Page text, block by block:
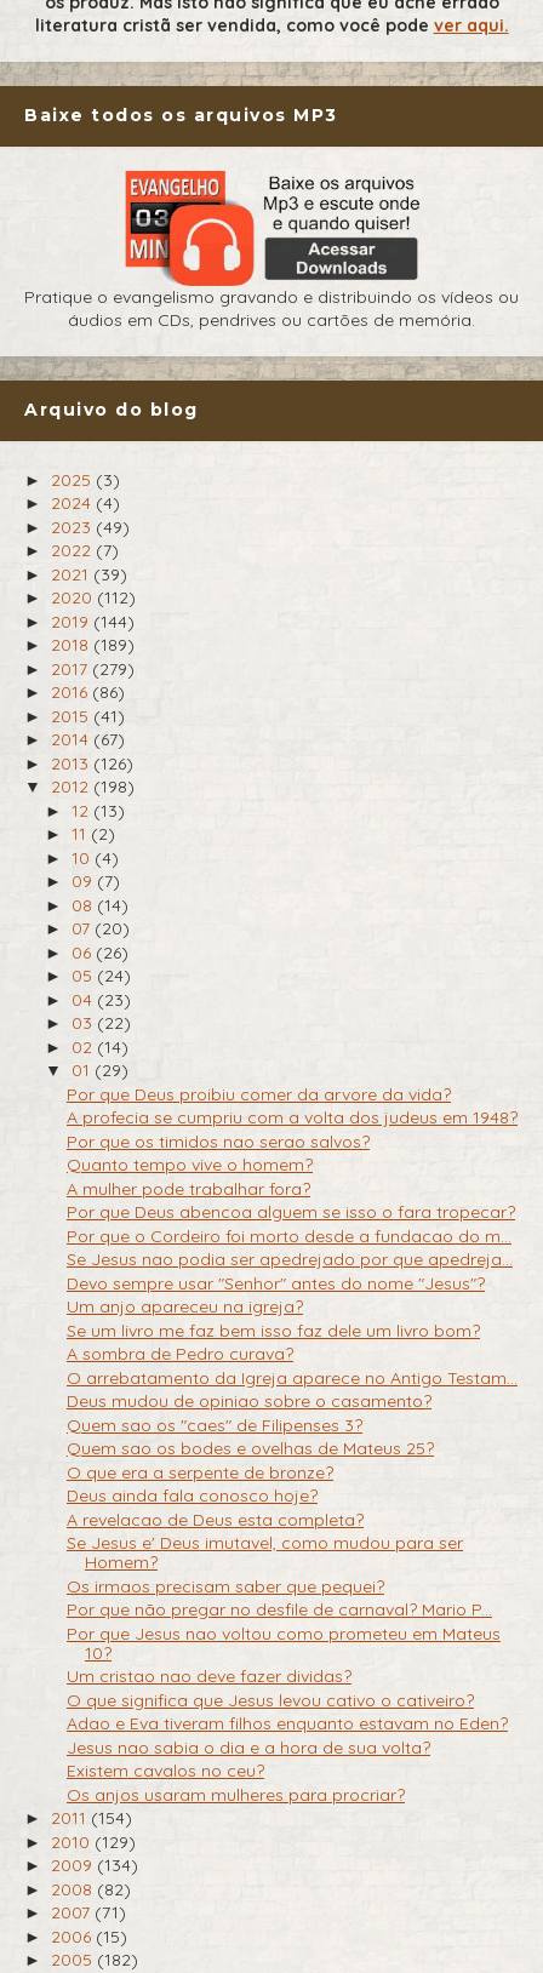
literatura cristã ser vendida, como você pode ver aqui.
Baixe todos os arquivos MP3
Pratique o evangelismo gravando e distribuindo os vídeos ou
áudios em CDs, pendrives ou cartões de memória.
Arquivo do blog
► 2025 (3)
► 2024 (4)
► 2023 (49)
► 2022 (7)
► 2021 (39)
► 2020 (112)
► 2019 (144)
► 2018 (189)
► 2017 (279)
► 2016 (86)
► 2015 (41)
► 2014 (67)
► 2013 (126)
▼ 2012 (198)
► 12 (13)
► 11 (2)
► 10 (4)
► 09 (7)
► 08 (14)
► 07 (20)
► 06 (26)
► 05 (24)
► 04 (23)
► 03 (22)
► 02 (14)
▼ 01 (29)
Por que Deus proibiu comer da arvore da vida?
A profecia se cumpriu com a volta dos judeus em 1948?
Por que os timidos nao serao salvos?
Quanto tempo vive o homem?
A mulher pode trabalhar fora?
Por que Deus abencoa alguem se isso o fara tropecar?
Por que o Cordeiro foi morto desde a fundacao do m...
Se Jesus nao podia ser apedrejado por que apedreja...
Devo sempre usar "Senhor" antes do nome "Jesus"?
Um anjo apareceu na igreja?
Se um livro me faz bem isso faz dele um livro bom?
A sombra de Pedro curava?
O arrebatamento da Igreja aparece no Antigo Testam...
Deus mudou de opiniao sobre o casamento?
Quem sao os "caes" de Filipenses 3?
Quem sao os bodes e ovelhas de Mateus 25?
O que era a serpente de bronze?
Deus ainda fala conosco hoje?
A revelacao de Deus esta completa?
Se Jesus e' Deus imutavel, como mudou para ser
Homem?
Os irmaos precisam saber que pequei?
Por que não pregar no desfile de carnaval? Mario P...
Por que Jesus nao voltou como prometeu em Mateus
10?
Um cristao nao deve fazer dividas?
O que significa que Jesus levou cativo o cativeiro?
Adao e Eva tiveram filhos enquanto estavam no Eden?
Jesus nao sabia o dia e a hora de sua volta?
Existem cavalos no ceu?
Os anjos usaram mulheres para procriar?
► 2011 (154)
► 2010 (129)
► 2009 (134)
► 2008 (82)
► 2007 (71)
► 2006 (15)
► 2005 (182)